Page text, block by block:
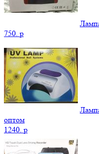
750. p
оптом
1240. p